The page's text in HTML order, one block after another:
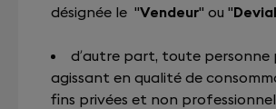
désignée le "Vendeur" ou "
d’autre part, toute personne
agissant en qualité de
fins privées et non